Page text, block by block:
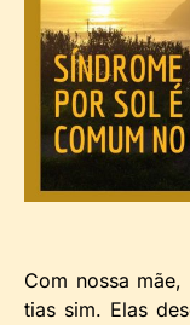
Com nossa
tias sim. Elas